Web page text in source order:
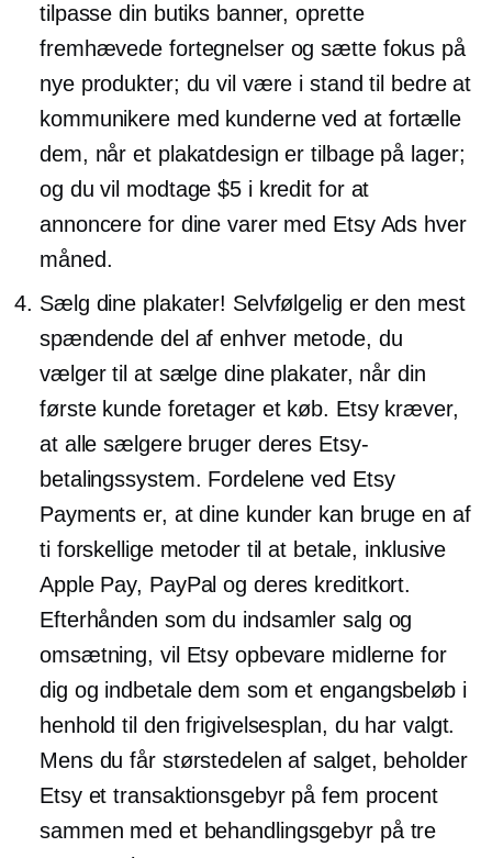
tilpasse din butiks banner, oprette
fremhævede fortegnelser og sætte fokus på
nye produkter; du vil være i stand til bedre at
kommunikere med kunderne ved at fortælle
dem, når et plakatdesign er tilbage på lager;
og du vil modtage $5 i kredit for at
annoncere for dine varer med Etsy Ads hver
måned.
Sælg dine plakater! Selvfølgelig er den mest
spændende del af enhver metode, du
vælger til at sælge dine plakater, når din
første kunde foretager et køb. Etsy kræver,
at alle sælgere bruger deres Etsy-
betalingssystem. Fordelene ved Etsy
Payments er, at dine kunder kan bruge en af
​​ti forskellige metoder til at betale, inklusive
Apple Pay, PayPal og deres kreditkort.
Efterhånden som du indsamler salg og
omsætning, vil Etsy opbevare midlerne for
dig og indbetale dem som et engangsbeløb i
henhold til den frigivelsesplan, du har valgt.
Mens du får størstedelen af ​​salget, beholder
Etsy et transaktionsgebyr på fem procent
sammen med et behandlingsgebyr på tre